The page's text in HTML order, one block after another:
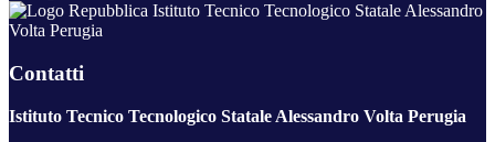
Istituto Tecnico Tecnologico Statale Alessandro
Volta Perugia
Contatti
Istituto Tecnico Tecnologico Statale Alessandro Volta Perugia